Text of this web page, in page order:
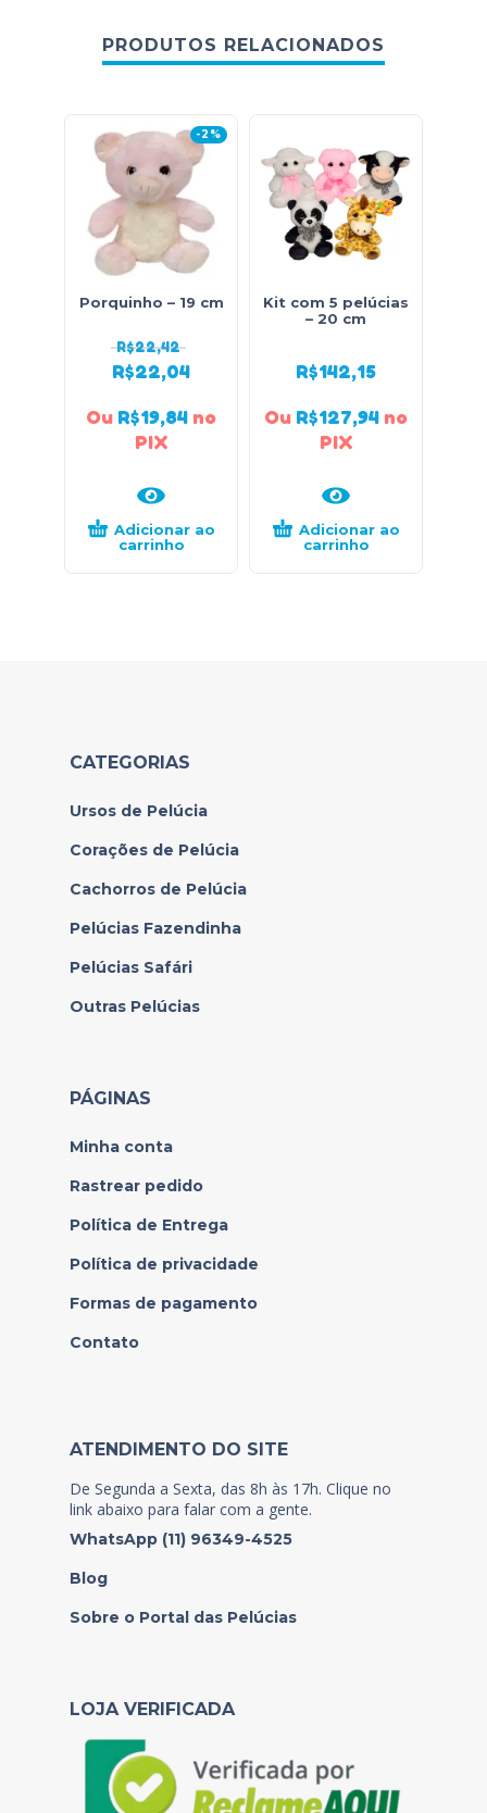
PRODUTOS RELACIONADOS
-2%
Porquinho – 19 cm
R$22,42
R$22,04
Ou R$19,84 no
PIX
Adicionar ao
carrinho
Kit com 5 pelúcias
– 20 cm
R$142,15
Ou R$127,94 no
PIX
Adicionar ao
carrinho
CATEGORIAS
Ursos de Pelúcia
Corações de Pelúcia
Cachorros de Pelúcia
Pelúcias Fazendinha
Pelúcias Safári
Outras Pelúcias
PÁGINAS
Minha conta
Rastrear pedido
Política de Entrega
Política de privacidade
Formas de pagamento
Contato
ATENDIMENTO DO SITE
De Segunda a Sexta, das 8h às 17h. Clique no
link abaixo para falar com a gente.
WhatsApp (11) 96349-4525
Blog
Sobre o Portal das Pelúcias
LOJA VERIFICADA